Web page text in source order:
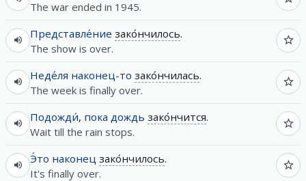
The war ended in 1945.
Представле́ние зако́нчилось.
The show is over.
Неде́ля наконец-то зако́нчилась.
The week is finally over.
Подожди́, пока дождь зако́нчится.
Wait till the rain stops.
Э́то наконец зако́нчилось.
It's finally over.